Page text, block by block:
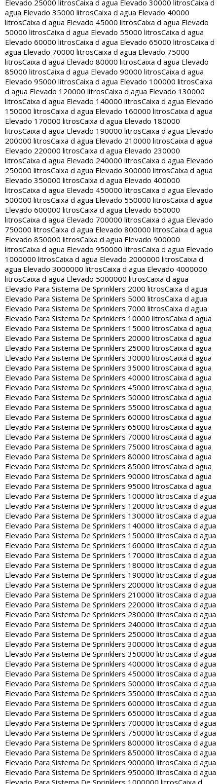
Elevado 25000 litrosCaixa d agua Elevado 30000 litrosCaixa d
agua Elevado 35000 litrosCaixa d agua Elevado 40000
litrosCaixa d agua Elevado 45000 litrosCaixa d agua Elevado
50000 litrosCaixa d agua Elevado 55000 litrosCaixa d agua
Elevado 60000 litrosCaixa d agua Elevado 65000 litrosCaixa d
agua Elevado 70000 litrosCaixa d agua Elevado 75000
litrosCaixa d agua Elevado 80000 litrosCaixa d agua Elevado
85000 litrosCaixa d agua Elevado 90000 litrosCaixa d agua
Elevado 95000 litrosCaixa d agua Elevado 100000 litrosCaixa
d agua Elevado 120000 litrosCaixa d agua Elevado 130000
litrosCaixa d agua Elevado 140000 litrosCaixa d agua Elevado
150000 litrosCaixa d agua Elevado 160000 litrosCaixa d agua
Elevado 170000 litrosCaixa d agua Elevado 180000
litrosCaixa d agua Elevado 190000 litrosCaixa d agua Elevado
200000 litrosCaixa d agua Elevado 210000 litrosCaixa d agua
Elevado 220000 litrosCaixa d agua Elevado 230000
litrosCaixa d agua Elevado 240000 litrosCaixa d agua Elevado
250000 litrosCaixa d agua Elevado 300000 litrosCaixa d agua
Elevado 350000 litrosCaixa d agua Elevado 400000
litrosCaixa d agua Elevado 450000 litrosCaixa d agua Elevado
500000 litrosCaixa d agua Elevado 550000 litrosCaixa d agua
Elevado 600000 litrosCaixa d agua Elevado 650000
litrosCaixa d agua Elevado 700000 litrosCaixa d agua Elevado
750000 litrosCaixa d agua Elevado 800000 litrosCaixa d agua
Elevado 850000 litrosCaixa d agua Elevado 900000
litrosCaixa d agua Elevado 950000 litrosCaixa d agua Elevado
1000000 litrosCaixa d agua Elevado 2000000 litrosCaixa d
agua Elevado 3000000 litrosCaixa d agua Elevado 4000000
litrosCaixa d agua Elevado 5000000 litrosCaixa d agua
Elevado Para Sistema De Sprinklers 2000 litrosCaixa d agua
Elevado Para Sistema De Sprinklers 5000 litrosCaixa d agua
Elevado Para Sistema De Sprinklers 7000 litrosCaixa d agua
Elevado Para Sistema De Sprinklers 10000 litrosCaixa d agua
Elevado Para Sistema De Sprinklers 15000 litrosCaixa d agua
Elevado Para Sistema De Sprinklers 20000 litrosCaixa d agua
Elevado Para Sistema De Sprinklers 25000 litrosCaixa d agua
Elevado Para Sistema De Sprinklers 30000 litrosCaixa d agua
Elevado Para Sistema De Sprinklers 35000 litrosCaixa d agua
Elevado Para Sistema De Sprinklers 40000 litrosCaixa d agua
Elevado Para Sistema De Sprinklers 45000 litrosCaixa d agua
Elevado Para Sistema De Sprinklers 50000 litrosCaixa d agua
Elevado Para Sistema De Sprinklers 55000 litrosCaixa d agua
Elevado Para Sistema De Sprinklers 60000 litrosCaixa d agua
Elevado Para Sistema De Sprinklers 65000 litrosCaixa d agua
Elevado Para Sistema De Sprinklers 70000 litrosCaixa d agua
Elevado Para Sistema De Sprinklers 75000 litrosCaixa d agua
Elevado Para Sistema De Sprinklers 80000 litrosCaixa d agua
Elevado Para Sistema De Sprinklers 85000 litrosCaixa d agua
Elevado Para Sistema De Sprinklers 90000 litrosCaixa d agua
Elevado Para Sistema De Sprinklers 95000 litrosCaixa d agua
Elevado Para Sistema De Sprinklers 100000 litrosCaixa d agua
Elevado Para Sistema De Sprinklers 120000 litrosCaixa d agua
Elevado Para Sistema De Sprinklers 130000 litrosCaixa d agua
Elevado Para Sistema De Sprinklers 140000 litrosCaixa d agua
Elevado Para Sistema De Sprinklers 150000 litrosCaixa d agua
Elevado Para Sistema De Sprinklers 160000 litrosCaixa d agua
Elevado Para Sistema De Sprinklers 170000 litrosCaixa d agua
Elevado Para Sistema De Sprinklers 180000 litrosCaixa d agua
Elevado Para Sistema De Sprinklers 190000 litrosCaixa d agua
Elevado Para Sistema De Sprinklers 200000 litrosCaixa d agua
Elevado Para Sistema De Sprinklers 210000 litrosCaixa d agua
Elevado Para Sistema De Sprinklers 220000 litrosCaixa d agua
Elevado Para Sistema De Sprinklers 230000 litrosCaixa d agua
Elevado Para Sistema De Sprinklers 240000 litrosCaixa d agua
Elevado Para Sistema De Sprinklers 250000 litrosCaixa d agua
Elevado Para Sistema De Sprinklers 300000 litrosCaixa d agua
Elevado Para Sistema De Sprinklers 350000 litrosCaixa d agua
Elevado Para Sistema De Sprinklers 400000 litrosCaixa d agua
Elevado Para Sistema De Sprinklers 450000 litrosCaixa d agua
Elevado Para Sistema De Sprinklers 500000 litrosCaixa d agua
Elevado Para Sistema De Sprinklers 550000 litrosCaixa d agua
Elevado Para Sistema De Sprinklers 600000 litrosCaixa d agua
Elevado Para Sistema De Sprinklers 650000 litrosCaixa d agua
Elevado Para Sistema De Sprinklers 700000 litrosCaixa d agua
Elevado Para Sistema De Sprinklers 750000 litrosCaixa d agua
Elevado Para Sistema De Sprinklers 800000 litrosCaixa d agua
Elevado Para Sistema De Sprinklers 850000 litrosCaixa d agua
Elevado Para Sistema De Sprinklers 900000 litrosCaixa d agua
Elevado Para Sistema De Sprinklers 950000 litrosCaixa d agua